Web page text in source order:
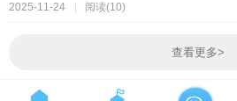
2025-11-24 阅读(10)
查看更多>